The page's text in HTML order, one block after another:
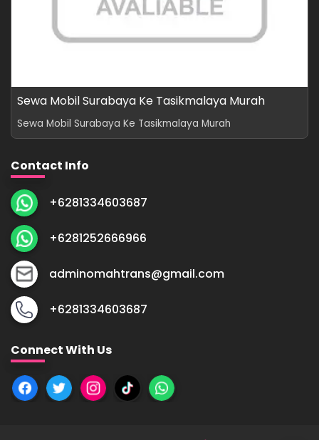
Sewa Mobil Surabaya Ke Tasikmalaya Murah
Sewa Mobil Surabaya Ke Tasikmalaya Murah
Contact Info
+6281334603687
+6281252666966
adminomahtrans@gmail.com
+6281334603687
Connect With Us